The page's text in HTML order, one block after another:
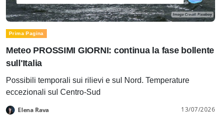
Prima Pagina
Meteo PROSSIMI GIORNI: continua la fase bollente
sull'Italia
Possibili temporali sui rilievi e sul Nord. Temperature
eccezionali sul Centro-Sud
Elena Rava 13/07/2026